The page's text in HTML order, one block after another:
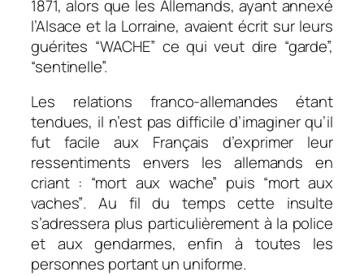
1871, alors que les Allemands, ayant annexé
l’Alsace et la Lorraine, avaient écrit sur leurs
guérites “WACHE” ce qui veut dire “garde”,
“sentinelle”.
Les relations franco-allemandes étant
tendues, il n’est pas difficile d’imaginer qu’il
fut facile aux Français d’exprimer leur
ressentiments envers les allemands en
criant : “mort aux wache” puis “mort aux
vaches”. Au fil du temps cette insulte
s’adressera plus particulièrement à la police
et aux gendarmes, enfin à toutes les
personnes portant un uniforme.